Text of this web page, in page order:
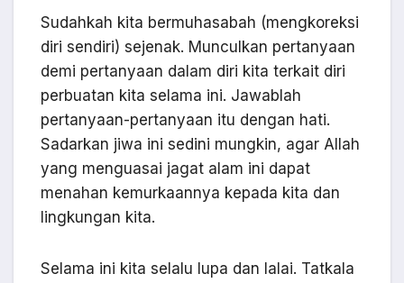
Sudahkah kita bermuhasabah (mengkoreksi
diri sendiri) sejenak. Munculkan pertanyaan
demi pertanyaan dalam diri kita terkait diri
perbuatan kita selama ini. Jawablah
pertanyaan-pertanyaan itu dengan hati.
Sadarkan jiwa ini sedini mungkin, agar Allah
yang menguasai jagat alam ini dapat
menahan kemurkaannya kepada kita dan
lingkungan kita.
Selama ini kita selalu lupa dan lalai. Tatkala